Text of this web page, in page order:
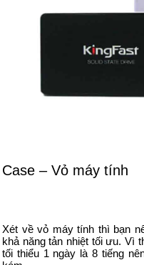
Case – Vỏ máy tính
Xét về vỏ máy tính thì bạn
khả năng tản nhiệt tối ưu. Vì
tối thiểu 1 ngày là 8 tiếng